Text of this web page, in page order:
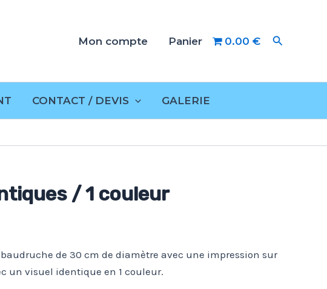
Mon compte Panier 0.00 € Rechercher
CONTACT / DEVIS GALERIE
/ 1 couleur
de 30 cm de diamètre avec une impression sur
un visuel identique en 1 couleur.